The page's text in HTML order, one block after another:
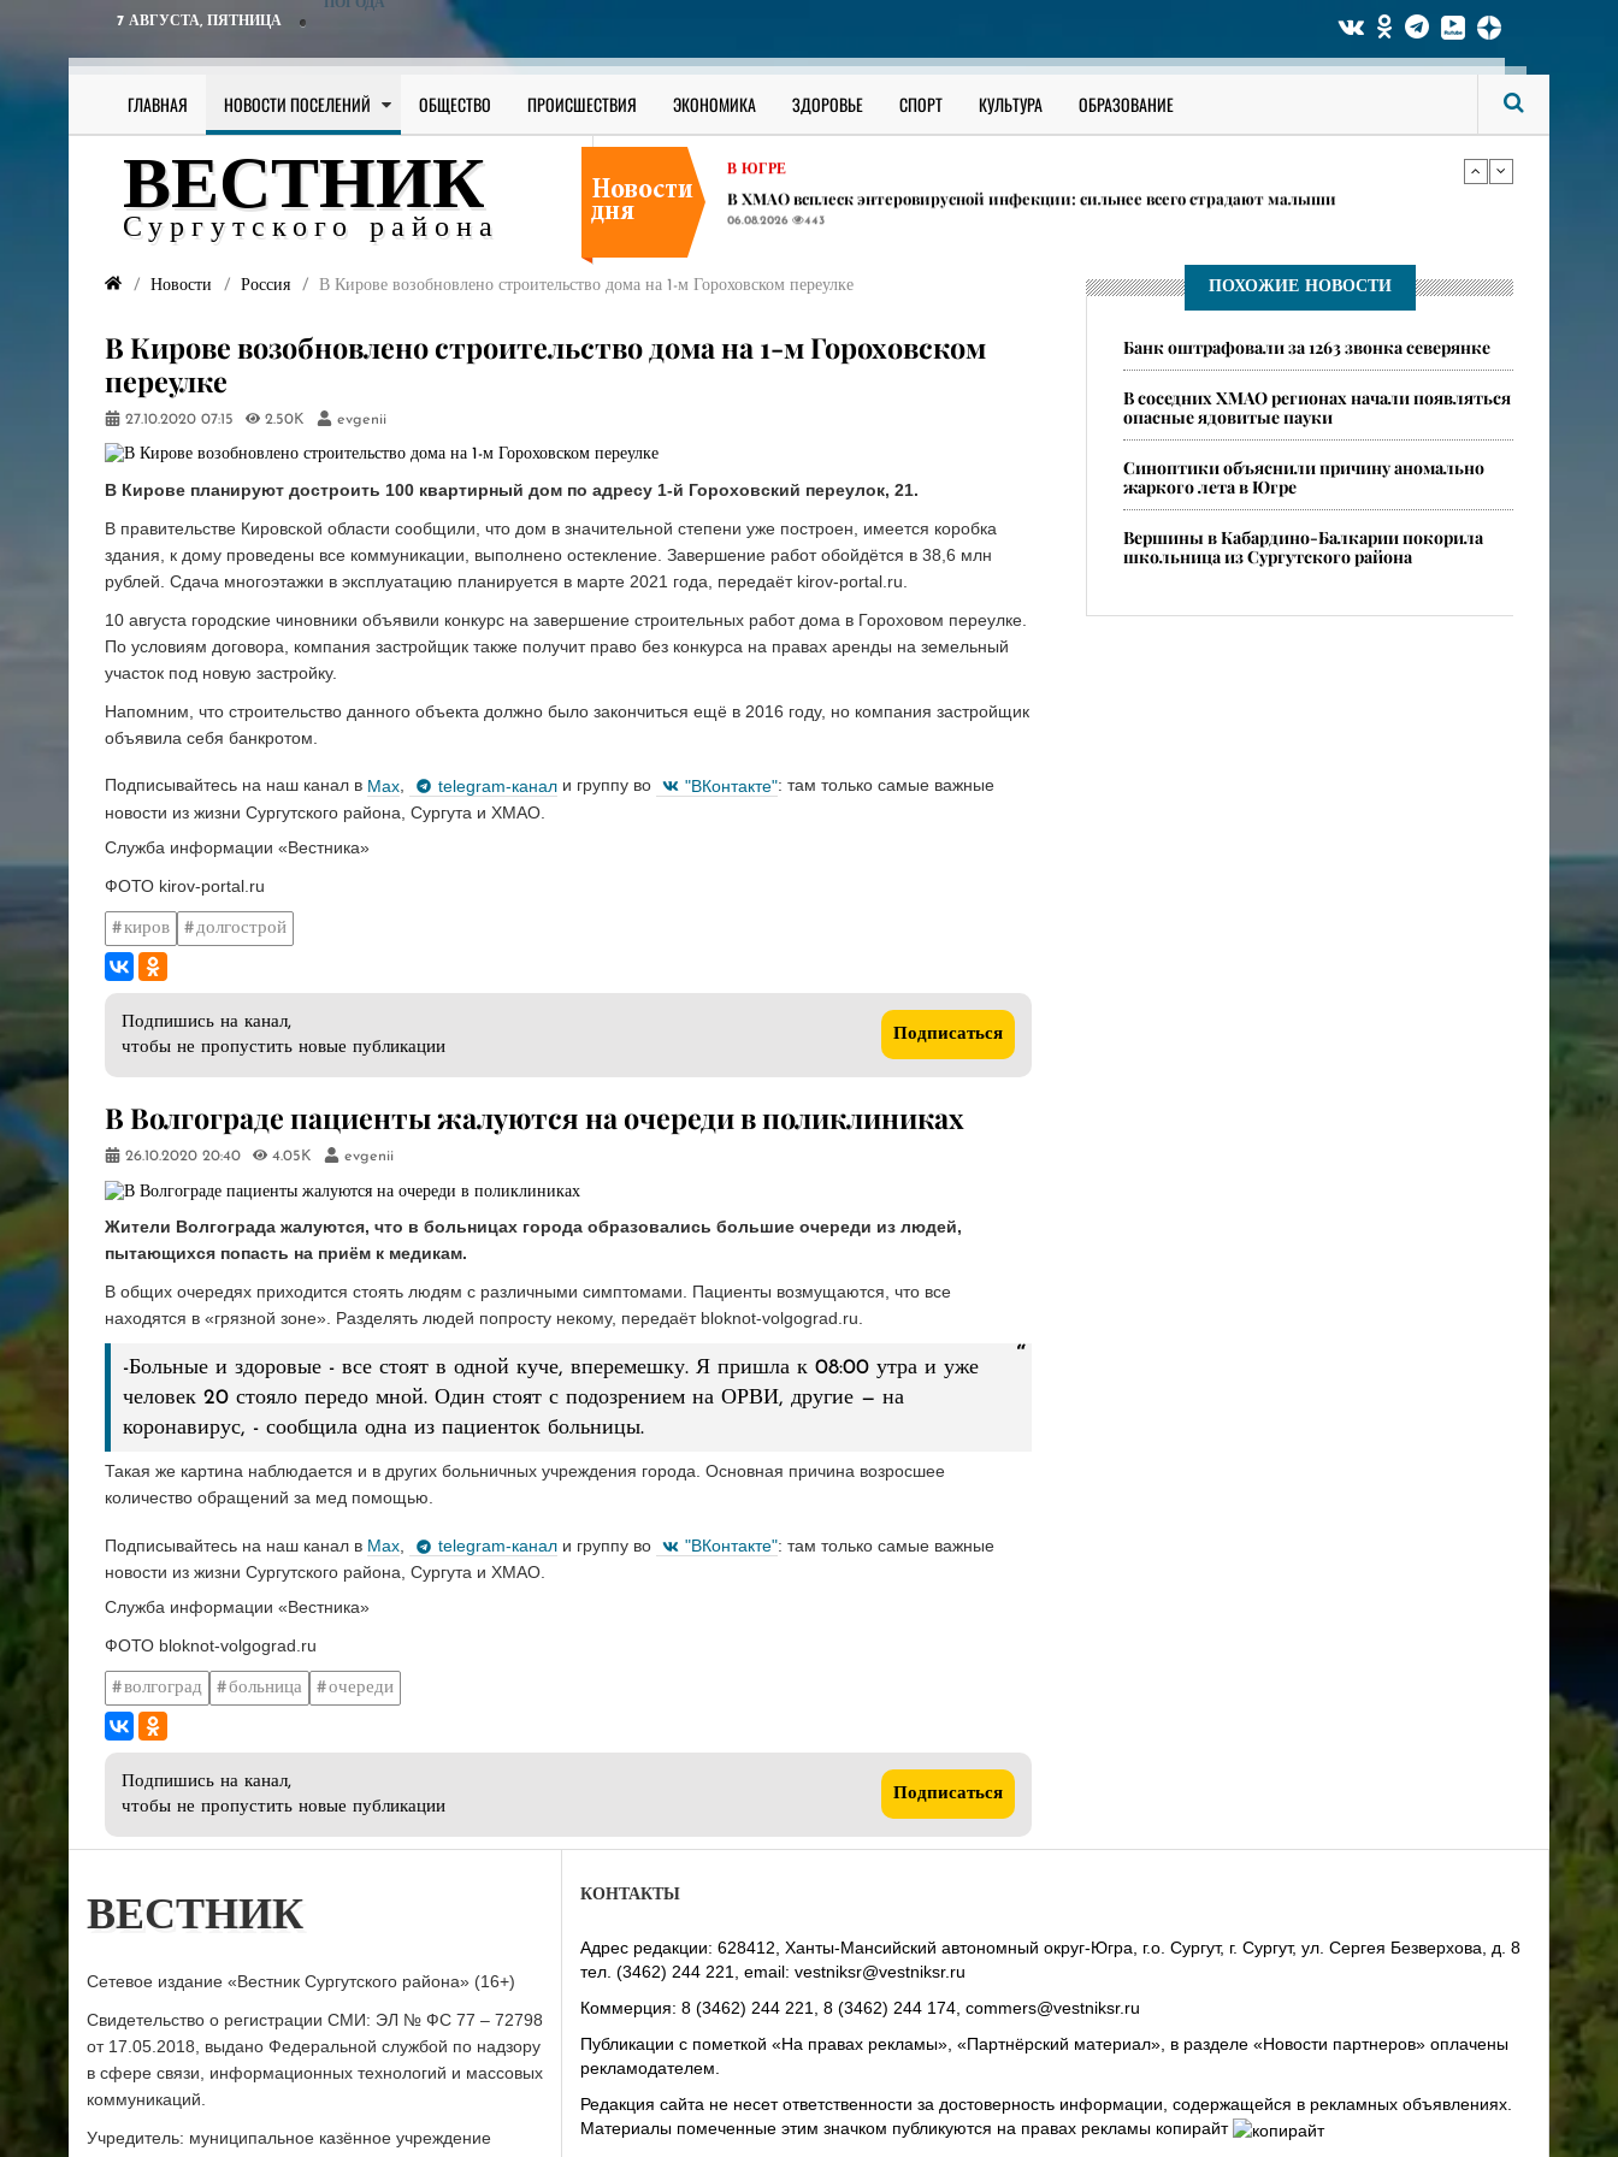
7 АВГУСТА, ПЯТНИЦА
ПОГОДА
ГЛАВНАЯ НОВОСТИ ПОСЕЛЕНИЙ ОБЩЕСТВО ПРОИСШЕСТВИЯ ЭКОНОМИКА ЗДОРОВЬЕ СПОРТ КУЛЬТУРА ОБРАЗОВАНИЕ
ВЕСТНИК
Сургутского района
06.08.2026 414
В ЮГРЕ
​В ХМАО всплеск энтеровирусной инфекции: сильнее всего страдают малыши
06.08.2026 443
414
Как уберечь ребенка от наркотиков: разбор в карточках
Новости Россия В Кирове возобновлено строительство дома на 1-м Гороховском переулке
В Кирове возобновлено строительство дома на 1-м Гороховском
переулке
27.10.2020 07:15 2.50K evgenii
В Кирове планируют достроить 100 квартирный дом по адресу 1-й Гороховский переулок, 21.
В правительстве Кировской области сообщили, что дом в значительной степени уже построен, имеется коробка
здания, к дому проведены все коммуникации, выполнено остекление. Завершение работ обойдётся в 38,6 млн
рублей. Сдача многоэтажки в эксплуатацию планируется в марте 2021 года, передаёт kirov-portal.ru.
10 августа городские чиновники объявили конкурс на завершение строительных работ дома в Гороховом переулке.
По условиям договора, компания застройщик также получит право без конкурса на правах аренды на земельный
участок под новую застройку.
Напомним, что строительство данного объекта должно было закончиться ещё в 2016 году, но компания застройщик
объявила себя банкротом.
Подписывайтесь на наш канал в Max, telegram-канал и группу во "ВКонтакте": там только самые важные
новости из жизни Сургутского района, Сургута и ХМАО.
Служба информации «Вестника»
ФОТО kirov-portal.ru
киров долгострой
Подпишись на канал,
чтобы не пропустить новые публикации
Подписаться
В Волгограде пациенты жалуются на очереди в поликлиниках
26.10.2020 20:40 4.05K evgenii
Жители Волгограда жалуются, что в больницах города образовались большие очереди из людей,
пытающихся попасть на приём к медикам.
В общих очередях приходится стоять людям с различными симптомами. Пациенты возмущаются, что все
находятся в «грязной зоне». Разделять людей попросту некому, передаёт bloknot-volgograd.ru.
-Больные и здоровые - все стоят в одной куче, вперемешку. Я пришла к 08:00 утра и уже
человек 20 стояло передо мной. Один стоят с подозрением на ОРВИ, другие — на
коронавирус, - сообщила одна из пациенток больницы.
Такая же картина наблюдается и в других больничных учреждения города. Основная причина возросшее
количество обращений за мед помощью.
Подписывайтесь на наш канал в Max telegram-канал и группу во "ВКонтакте": там только самые важные
новости из жизни Сургутского района, Сургута и ХМАО.
Служба информации «Вестника»
ФОТО bloknot-volgograd.ru
волгоград больница очереди
Подпишись на канал,
чтобы не пропустить новые публикации
Подписаться
ПОХОЖИЕ НОВОСТИ
Банк оштрафовали за 1263 звонка северянке
В соседних ХМАО регионах начали появляться
опасные ядовитые пауки
​Синоптики объяснили причину аномально
жаркого лета в Югре
​Вершины в Кабардино-Балкарии покорила
школьница из Сургутского района
ВЕСТНИК
Сетевое издание «Вестник Сургутского района» (16+)
Свидетельство о регистрации СМИ: ЭЛ № ФС 77 – 72798
от 17.05.2018, выдано Федеральной службой по надзору
в сфере связи, информационных технологий и массовых
коммуникаций.
Учредитель: муниципальное казённое учреждение
КОНТАКТЫ
Адрес редакции: 628412, Ханты-Мансийский автономный округ-Югра, г.о. Сургут, г. Сургут, ул. Сергея Безверхова, д. 8
тел. (3462) 244 221, email: vestniksr@vestniksr.ru
Коммерция: 8 (3462) 244 221, 8 (3462) 244 174, commers@vestniksr.ru
Публикации с пометкой «На правах рекламы», «Партнёрский материал», в разделе «Новости партнеров» оплачены
рекламодателем.
Редакция сайта не несет ответственности за достоверность информации, содержащейся в рекламных объявлениях.
Материалы помеченные этим значком публикуются на правах рекламы копирайт